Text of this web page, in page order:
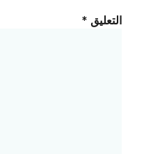
التعليق *